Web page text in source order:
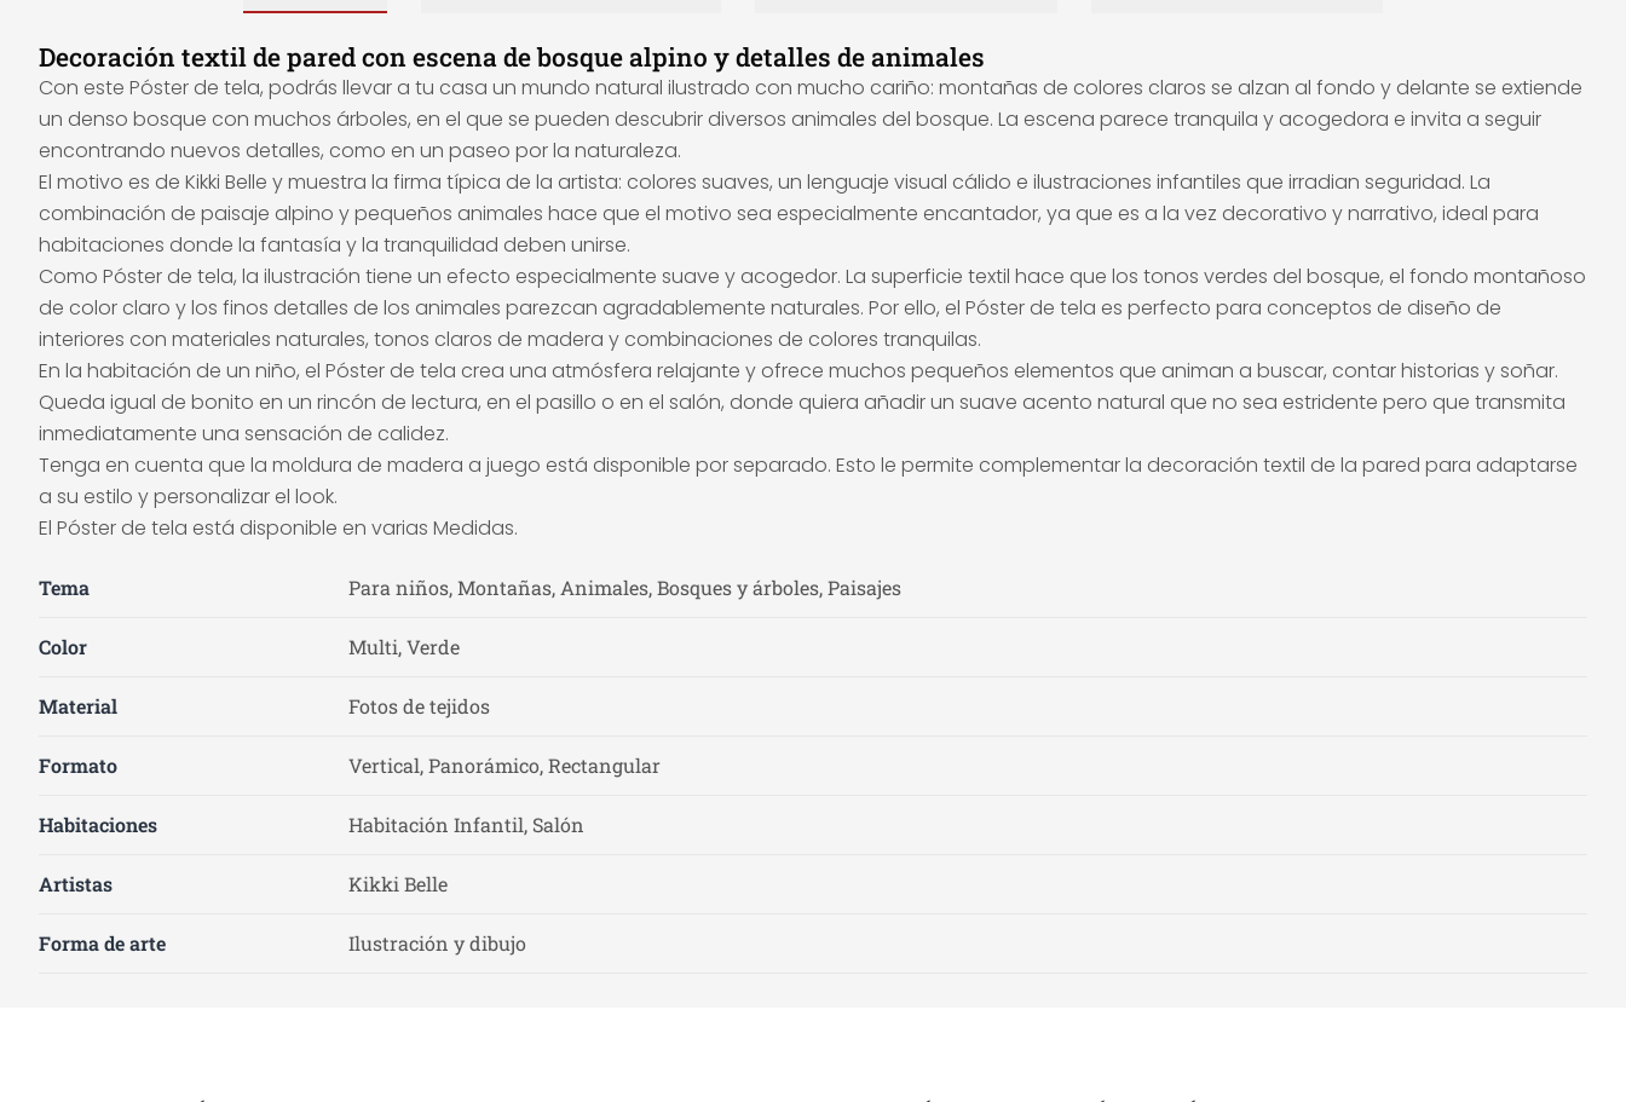
Decoración textil de pared con escena de bosque alpino y detalles de animales
Con este Póster de tela, podrás llevar a tu casa un mundo natural ilustrado con mucho cariño: montañas de colores claros se alzan al fondo y delante se extiende
un denso bosque con muchos árboles, en el que se pueden descubrir diversos animales del bosque. La escena parece tranquila y acogedora e invita a seguir
encontrando nuevos detalles, como en un paseo por la naturaleza.
El motivo es de Kikki Belle y muestra la firma típica de la artista: colores suaves, un lenguaje visual cálido e ilustraciones infantiles que irradian seguridad. La
combinación de paisaje alpino y pequeños animales hace que el motivo sea especialmente encantador, ya que es a la vez decorativo y narrativo, ideal para
habitaciones donde la fantasía y la tranquilidad deben unirse.
Como Póster de tela, la ilustración tiene un efecto especialmente suave y acogedor. La superficie textil hace que los tonos verdes del bosque, el fondo montañoso
de color claro y los finos detalles de los animales parezcan agradablemente naturales. Por ello, el Póster de tela es perfecto para conceptos de diseño de
interiores con materiales naturales, tonos claros de madera y combinaciones de colores tranquilas.
En la habitación de un niño, el Póster de tela crea una atmósfera relajante y ofrece muchos pequeños elementos que animan a buscar, contar historias y soñar.
Queda igual de bonito en un rincón de lectura, en el pasillo o en el salón, donde quiera añadir un suave acento natural que no sea estridente pero que transmita
inmediatamente una sensación de calidez.
Tenga en cuenta que la moldura de madera a juego está disponible por separado. Esto le permite complementar la decoración textil de la pared para adaptarse
a su estilo y personalizar el look.
El Póster de tela está disponible en varias Medidas.
Tema Para niños, Montañas, Animales, Bosques y árboles, Paisajes
Color Multi, Verde
Material Fotos de tejidos
Formato Vertical, Panorámico, Rectangular
Habitaciones Habitación Infantil, Salón
Artistas Kikki Belle
Forma de arte Ilustración y dibujo